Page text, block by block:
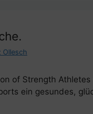
Ollesch
of Strength
ein gesundes,